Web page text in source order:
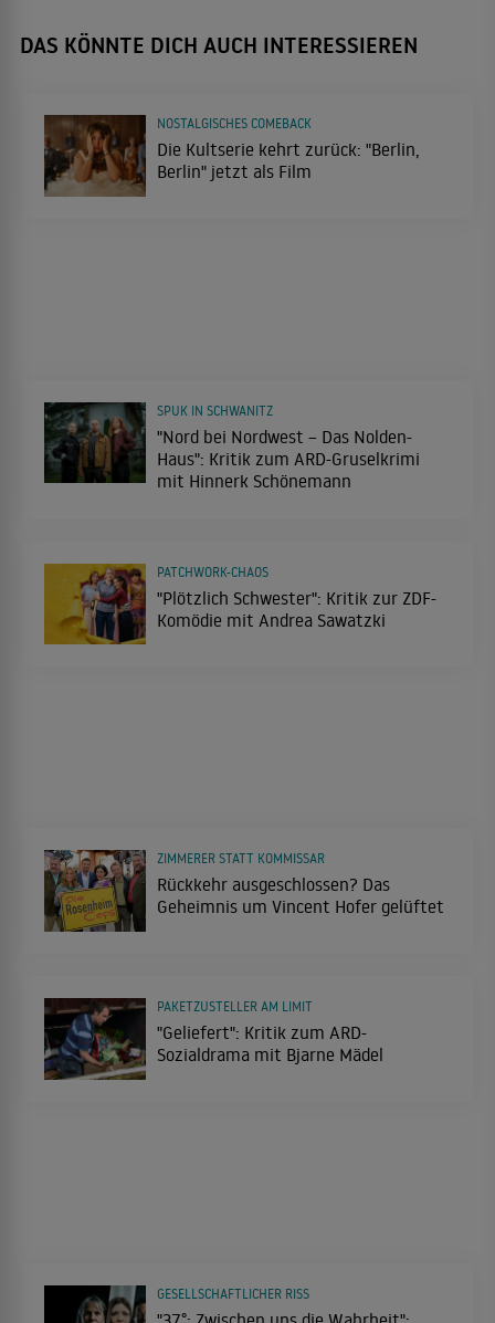
DAS KÖNNTE DICH AUCH INTERESSIEREN
Die Kultserie kehrt zurück: "Berlin,
Berlin" jetzt als Film
NOSTALGISCHES COMEBACK
"Nord bei Nordwest – Das Nolden-
Haus": Kritik zum ARD-Gruselkrimi
mit Hinnerk Schönemann
SPUK IN SCHWANITZ
"Plötzlich Schwester": Kritik zur ZDF-
Komödie mit Andrea Sawatzki
PATCHWORK-CHAOS
Rückkehr ausgeschlossen? Das
Geheimnis um Vincent Hofer gelüftet
ZIMMERER STATT KOMMISSAR
"Geliefert": Kritik zum ARD-
Sozialdrama mit Bjarne Mädel
PAKETZUSTELLER AM LIMIT
GESELLSCHAFTLICHER RISS